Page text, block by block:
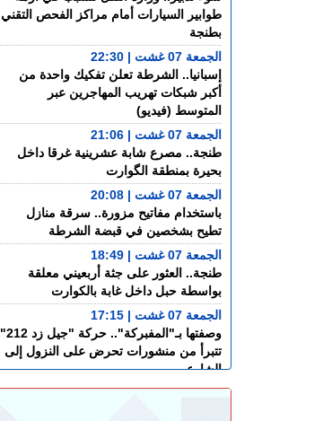
طوابير السيارات أمام مراكز الفحص التقني
بطنجة
الجمعة 07 غشت | 22:30
إسبانيا.. الشرطة تعلن تفكيك واحدة من
أكبر شبكات تهريب المهاجرين عبر
المتوسط (فيديو)
الجمعة 07 غشت | 21:06
طنجة.. مصرع شابة عشرينية غرقا داخل
بحيرة بمنطقة الگوارت
الجمعة 07 غشت | 20:08
باستخدام مفاتيح مزورة.. سرقة منازل
تطيح بشخصين في قبضة الشرطة
الجمعة 07 غشت | 18:49
طنجة.. العثور على جثة أربعيني معلقة
بواسطة حبل داخل غابة بالكوارت
الجمعة 07 غشت | 17:15
وصفتها بـ"المفبركة".. حركة "جيل زد 212"
تتبرأ من منشورات تحرض على النزول إلى
الشارع
الجمعة 07 غشت | 14:52